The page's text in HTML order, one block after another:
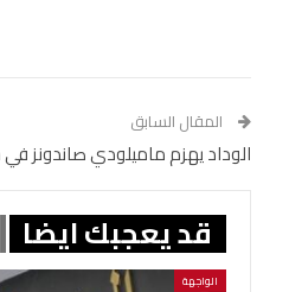
المقال السابق
الوداد يهزم ماميلودي صاندونز
قد يعجبك ايضا
الواجهة